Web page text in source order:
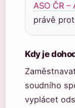
ASO ČR
právě
Kdy je
soudního
vyplácet